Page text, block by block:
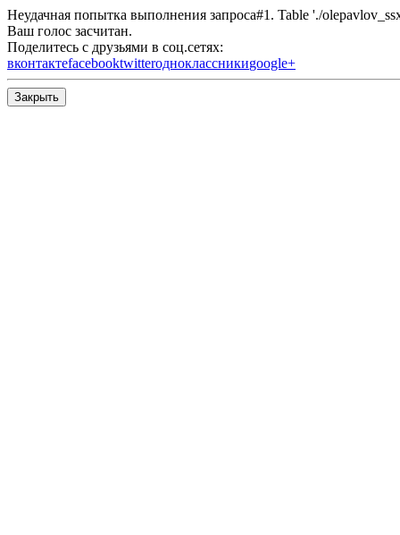
Неудачная попытка выполнения запроса#1. Table './
Ваш голос засчитан.
Поделитесь с друзьями в соц.сетях:
вконтактеfacebooktwitterодноклассникиgoogle+